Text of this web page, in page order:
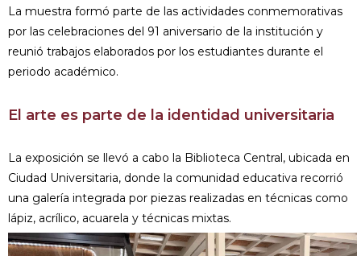
La muestra formó parte de las actividades conmemorativas
por las celebraciones del 91 aniversario de la institución y
reunió trabajos elaborados por los estudiantes durante el
periodo académico.
El arte es parte de la identidad universitaria
La exposición se llevó a cabo la Biblioteca Central, ubicada en
Ciudad Universitaria, donde la comunidad educativa recorrió
una galería integrada por piezas realizadas en técnicas como
lápiz, acrílico, acuarela y técnicas mixtas.